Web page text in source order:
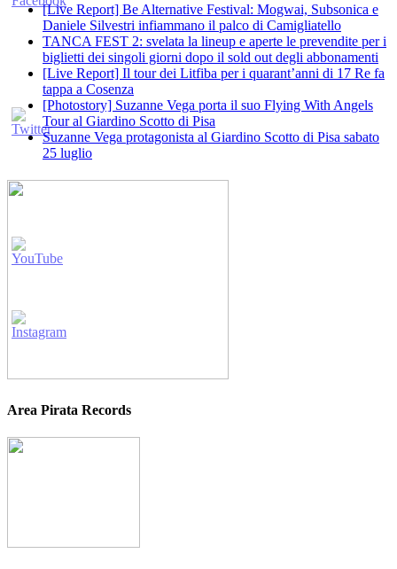
[Live Report] Be Alternative Festival: Mogwai, Subsonica e
Daniele Silvestri infiammano il palco di Camigliatello
TANCA FEST 2: svelata la lineup e aperte le prevendite per i
biglietti dei singoli giorni dopo il sold out degli abbonamenti
[Live Report] Il tour dei Litfiba per i quarant’anni di 17 Re fa
tappa a Cosenza
[Photostory] Suzanne Vega porta il suo Flying With Angels
Tour al Giardino Scotto di Pisa
Suzanne Vega protagonista al Giardino Scotto di Pisa sabato
25 luglio
Area Pirata Records